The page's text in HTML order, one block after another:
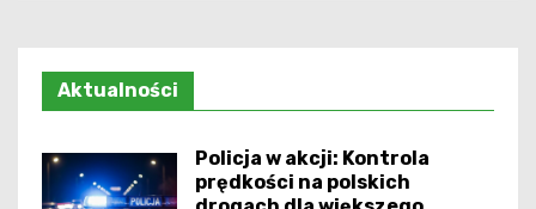
Aktualności
Policja w akcji: Kontrola
prędkości na polskich